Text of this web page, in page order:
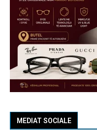
MEDIAT SOCIALE